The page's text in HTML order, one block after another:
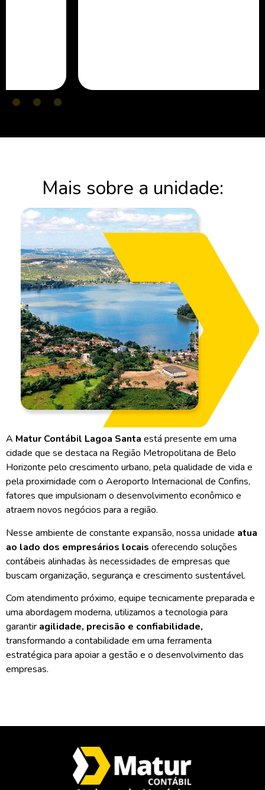
Mais sobre a unidade:
A Matur Contábil Lagoa Santa está presente em uma
cidade que se destaca na Região Metropolitana de Belo
Horizonte pelo crescimento urbano, pela qualidade de vida e
pela proximidade com o Aeroporto Internacional de Confins,
fatores que impulsionam o desenvolvimento econômico e
atraem novos negócios para a região.
Nesse ambiente de constante expansão, nossa unidade atua
ao lado dos empresários locais oferecendo soluções
contábeis alinhadas às necessidades de empresas que
buscam organização, segurança e crescimento sustentável.
Com atendimento próximo, equipe tecnicamente preparada e
uma abordagem moderna, utilizamos a tecnologia para
garantir agilidade, precisão e confiabilidade,
transformando a contabilidade em uma ferramenta
estratégica para apoiar a gestão e o desenvolvimento das
empresas.